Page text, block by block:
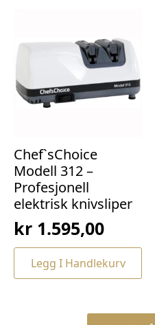
Chef`sChoice
Modell 312 –
Profesjonell
elektrisk knivsliper
kr 1.595,00
Legg I Handlekurv